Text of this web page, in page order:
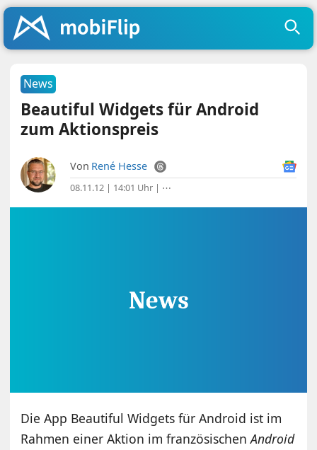
News
Beautiful Widgets für Android
zum Aktionspreis
Von René Hesse
08.11.12 | 14:01 Uhr | ⋯
Die App Beautiful Widgets für Android ist im
Rahmen einer Aktion im französischenAndroid